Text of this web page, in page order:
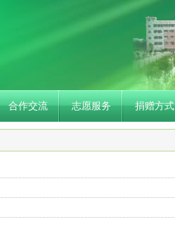
合作交流 志愿服务 捐赠方式